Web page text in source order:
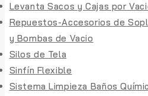
Levanta Sacos y Cajas por
Repuestos-Accesorios de
y Bombas de Vacio
Silos de Tela
Sinfín Flexible
Sistema Limpieza Baños